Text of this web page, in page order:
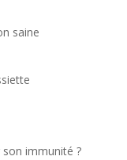
saine
immunité ?